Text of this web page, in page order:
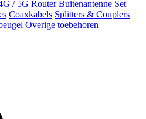
/ 5G Router Buitenantenne Set
Coaxkabels Splitters & Couplers
Overige toebehoren